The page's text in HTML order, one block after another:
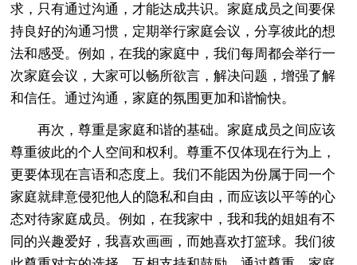
求，只有通过沟通，才能达成共识。家庭成员之间要保
持良好的沟通习惯，定期举行家庭会议，分享彼此的想
法和感受。例如，在我的家庭中，我们每周都会举行一
次家庭会议，大家可以畅所欲言，解决问题，增强了解
和信任。通过沟通，家庭的氛围更加和谐愉快。
再次，尊重是家庭和谐的基础。家庭成员之间应该
尊重彼此的个人空间和权利。尊重不仅体现在行为上，
更要体现在言语和态度上。我们不能因为份属于同一个
家庭就肆意侵犯他人的隐私和自由，而应该以平等的心
态对待家庭成员。例如，在我家中，我和我的姐姐有不
同的兴趣爱好，我喜欢画画，而她喜欢打篮球。我们彼